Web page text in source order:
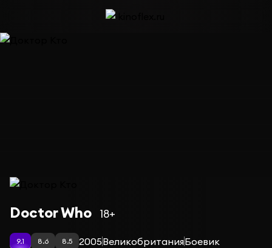
Сериал Доктор Кто — сезон 2
Doctor Who 18+
9.1 8.6 8.5 2005ВеликобританияБоевик